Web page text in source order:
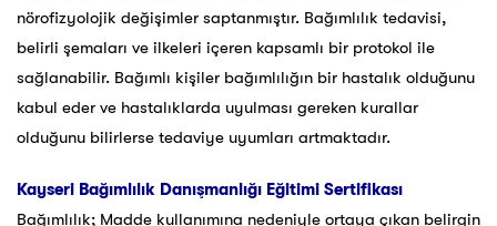
nörofizyolojik değişimler saptanmıştır. Bağımlılık tedavisi,
belirli şemaları ve ilkeleri içeren kapsamlı bir protokol ile
sağlanabilir. Bağımlı kişiler bağımlılığın bir hastalık olduğunu
kabul eder ve hastalıklarda uyulması gereken kurallar
olduğunu bilirlerse tedaviye uyumları artmaktadır.
Kayseri Bağımlılık Danışmanlığı Eğitimi Sertifikası
Bağımlılık; Madde kullanımına nedeniyle ortaya çıkan belirgin